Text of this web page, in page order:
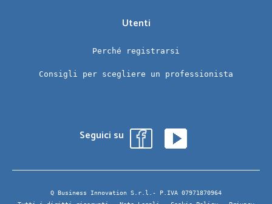
Utenti
Perché registrarsi
Consigli per scegliere un professionista
Seguici su
Q Business Innovation S.r.l.- P.IVA 07971870964